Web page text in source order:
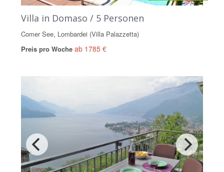
Villa in Domaso / 5 Personen
Comer See, Lombardei (Villa Palazzetta)
Preis pro Woche ab 1785 €